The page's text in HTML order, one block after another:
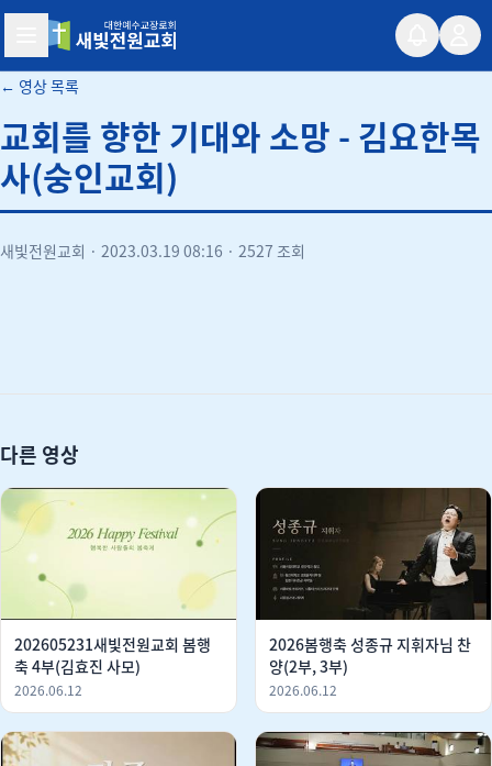
새빛전원교회
← 영상 목록
교회를 향한 기대와 소망 - 김요한목
사(숭인교회)
새빛전원교회 · 2023.03.19 08:16 · 2527 조회
다른 영상
202605231새빛전원교회 봄행
축 4부(김효진 사모)
2026.06.12
2026봄행축 성종규 지휘자님 찬
양(2부, 3부)
2026.06.12